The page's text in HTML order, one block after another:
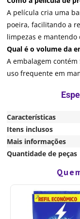
A película cria uma
poeira, facilitando a
limpezas e
Qual é o volume da
A embalagem
uso frequente em
Características
Itens inclusos
Mais informações
Quantidade de peças